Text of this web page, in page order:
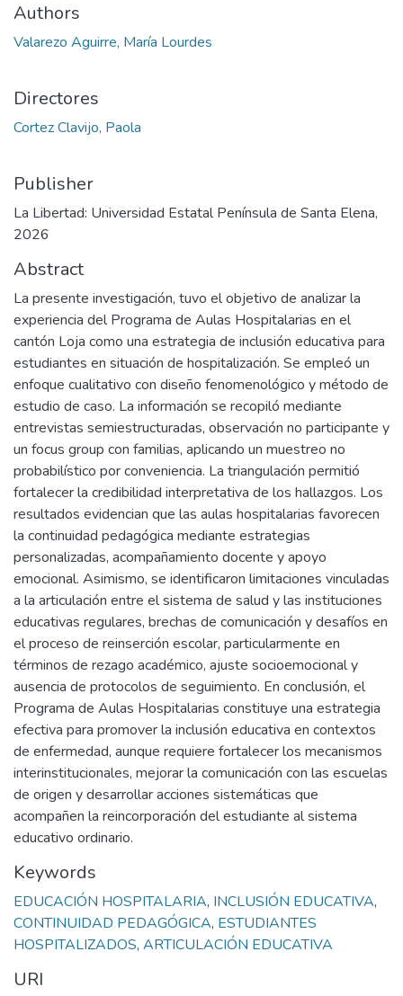
Authors
Valarezo Aguirre, María Lourdes
Directores
Cortez Clavijo, Paola
Publisher
La Libertad: Universidad Estatal Península de Santa Elena,
2026
Abstract
La presente investigación, tuvo el objetivo de analizar la
experiencia del Programa de Aulas Hospitalarias en el
cantón Loja como una estrategia de inclusión educativa para
estudiantes en situación de hospitalización. Se empleó un
enfoque cualitativo con diseño fenomenológico y método de
estudio de caso. La información se recopiló mediante
entrevistas semiestructuradas, observación no participante y
un focus group con familias, aplicando un muestreo no
probabilístico por conveniencia. La triangulación permitió
fortalecer la credibilidad interpretativa de los hallazgos. Los
resultados evidencian que las aulas hospitalarias favorecen
la continuidad pedagógica mediante estrategias
personalizadas, acompañamiento docente y apoyo
emocional. Asimismo, se identificaron limitaciones vinculadas
a la articulación entre el sistema de salud y las instituciones
educativas regulares, brechas de comunicación y desafíos en
el proceso de reinserción escolar, particularmente en
términos de rezago académico, ajuste socioemocional y
ausencia de protocolos de seguimiento. En conclusión, el
Programa de Aulas Hospitalarias constituye una estrategia
efectiva para promover la inclusión educativa en contextos
de enfermedad, aunque requiere fortalecer los mecanismos
interinstitucionales, mejorar la comunicación con las escuelas
de origen y desarrollar acciones sistemáticas que
acompañen la reincorporación del estudiante al sistema
educativo ordinario.
Keywords
EDUCACIÓN HOSPITALARIA, INCLUSIÓN EDUCATIVA,
CONTINUIDAD PEDAGÓGICA, ESTUDIANTES
HOSPITALIZADOS, ARTICULACIÓN EDUCATIVA
URI